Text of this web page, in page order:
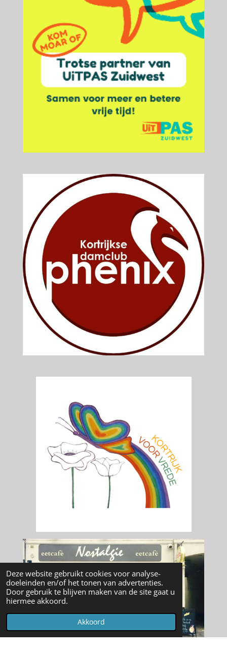
Deze website gebruikt cookies voor analyse-
doeleinden en/of het tonen van advertenties.
Door gebruik te blijven maken van de site gaat u
hiermee akkoord.
Akkoord